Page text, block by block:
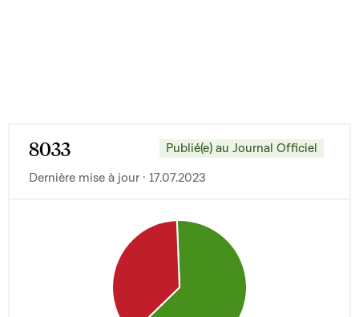
8033
Publié(e) au Journal Officiel
Dernière mise à jour · 17.07.2023